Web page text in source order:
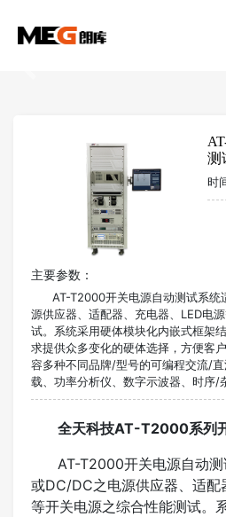
测
时
主要参数：
AT-T2000开关电源自动测试系统
源供应器、适配器、充电器、LED电
试。系统采用硬体模块化内嵌式框架
求提供众多变化的硬体选择，方便客
容多种不同品牌/型号的可编程交流/
载、功率分析仪、数字示波器、时序/
全天科技AT-T2000系列
AT-T2000开关电源自动测
或DC/DC之电源供应器、适配
等开关电源之综合性能测试。